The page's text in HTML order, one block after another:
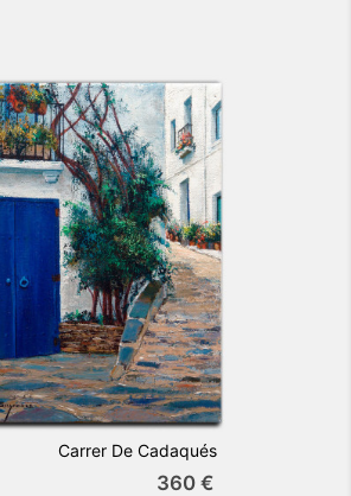
Carrer De Cadaqués
360 €